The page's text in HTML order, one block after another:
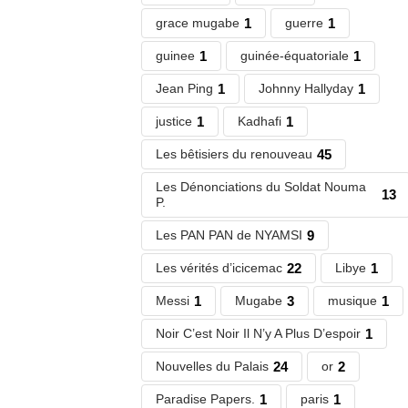
grace mugabe 1 guerre 1
guinee 1 guinée-équatoriale 1
Jean Ping 1 Johnny Hallyday 1
justice 1 Kadhafi 1
Les bêtisiers du renouveau 45
Les Dénonciations du Soldat Nouma
P.
13
Les PAN PAN de NYAMSI 9
Les vérités d’icicemac 22 Libye 1
Messi 1 Mugabe 3 musique 1
Noir C’est Noir Il N’y A Plus D’espoir 1
Nouvelles du Palais 24 or 2
Paradise Papers. 1 paris 1